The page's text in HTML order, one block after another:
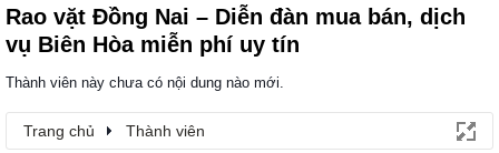
Rao vặt Đồng Nai – Diễn đàn mua bán, dịch
vụ Biên Hòa miễn phí uy tín
Thành viên này chưa có nội dung nào mới.
Trang chủ Thành viên